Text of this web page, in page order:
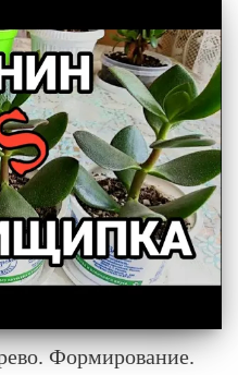
Формирование.